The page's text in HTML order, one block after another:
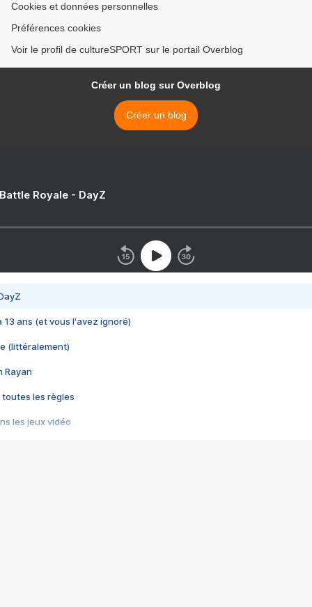
Cookies et données personnelles
Préférences cookies
Voir le profil de cultureSPORT sur le portail Overblog
Créer un blog sur Overblog
Créer un blog
Royale - DayZ
13 ans (et vous l'avez ignoré)
(littéralement)
Rayan
toutes les règles
les jeux vidéo